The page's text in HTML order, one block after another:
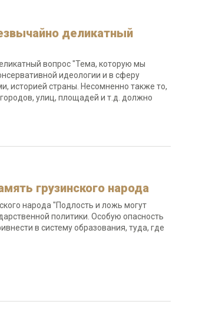
деликатный
вопрос "Тема, которую мы
идеологии и в сферу
историей страны. Несомненно также то,
улиц, площадей и т.д. должно
грузинского народа
народа "Подлость и ложь могут
политики. Особую опасность
в систему образования, туда, где